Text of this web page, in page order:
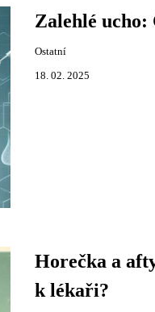
Zalehlé ucho:
Ostatní
18. 02. 2025
Horečka a
k lékaři?